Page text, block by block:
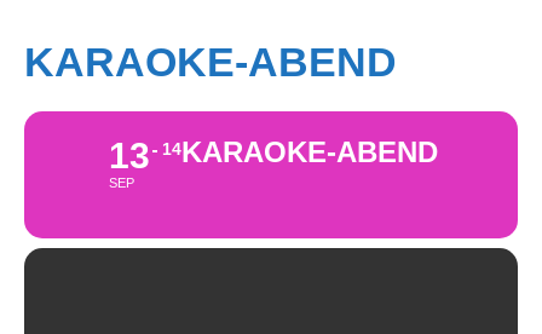
KARAOKE-ABEND
13
SEP
14KARAOKE-ABEND